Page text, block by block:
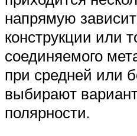
напрямую
конструкции или
соединяемого
при средней или
выбирают
полярности.